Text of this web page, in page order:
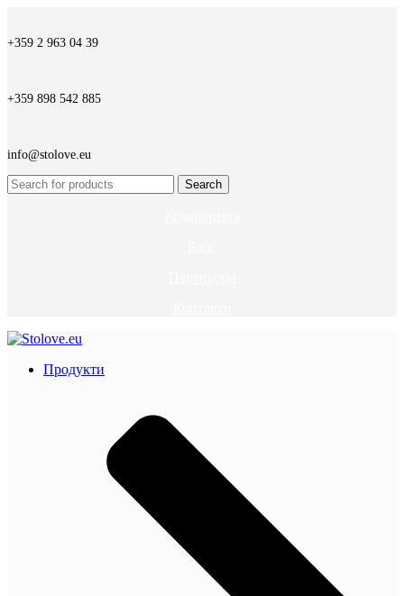
+359 2 963 04 39
+359 898 542 885
info@stolove.eu
Search
Продукти